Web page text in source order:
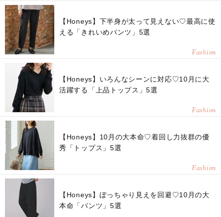
【Honeys】下半身が太って見えない♡最高に使
える「きれいめパンツ」5選
Fashion
【Honeys】いろんなシーンに対応♡10月に大
活躍する「上品トップス」5選
Fashion
【Honeys】10月の大本命♡着回し力抜群の優
秀「トップス」5選
Fashion
【Honeys】ぽっちゃり見えを回避♡10月の大
本命「パンツ」5選